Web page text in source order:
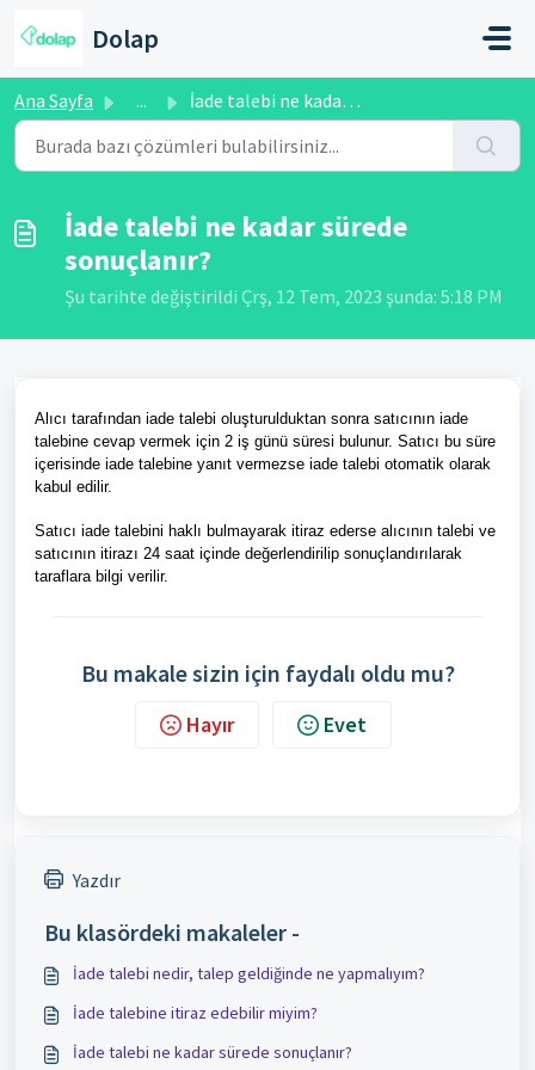
Dolap
Ana Sayfa ... İade talebi ne kadar sürede sonuçlanır?
İade talebi ne kadar sürede
sonuçlanır?
Şu tarihte değiştirildi Çrş, 12 Tem, 2023 şunda: 5:18 PM
Alıcı tarafından iade talebi oluşturulduktan sonra satıcının iade
talebine cevap vermek için 2 iş günü süresi bulunur. Satıcı bu süre
içerisinde iade talebine yanıt vermezse iade talebi otomatik olarak
kabul edilir.
Satıcı iade talebini haklı bulmayarak itiraz ederse alıcının talebi ve
satıcının itirazı 24 saat içinde değerlendirilip sonuçlandırılarak
taraflara bilgi verilir.
Bu makale sizin için faydalı oldu mu?
Hayır Evet
Yazdır
Bu klasördeki makaleler -
İade talebi nedir, talep geldiğinde ne yapmalıyım?
İade talebine itiraz edebilir miyim?
İade talebi ne kadar sürede sonuçlanır?